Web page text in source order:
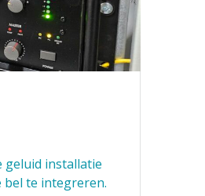
geluid installatie
bel te integreren.